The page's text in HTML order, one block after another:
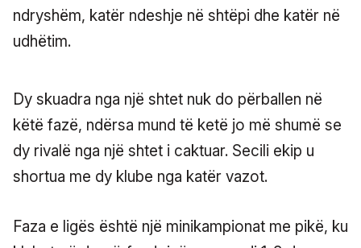
ndryshëm, katër ndeshje në shtëpi dhe katër në
udhëtim.
Dy skuadra nga një shtet nuk do përballen në
këtë fazë, ndërsa mund të ketë jo më shumë se
dy rivalë nga një shtet i caktuar. Secili ekip u
shortua me dy klube nga katër vazot.
Faza e ligës është një minikampionat me pikë, ku